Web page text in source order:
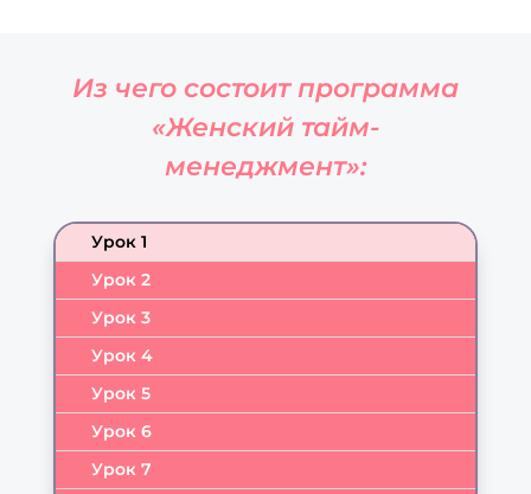
Из чего состоит программа
«Женский тайм-
менеджмент»:
Урок 1
Урок 2
Урок 3
Урок 4
Урок 5
Урок 6
Урок 7